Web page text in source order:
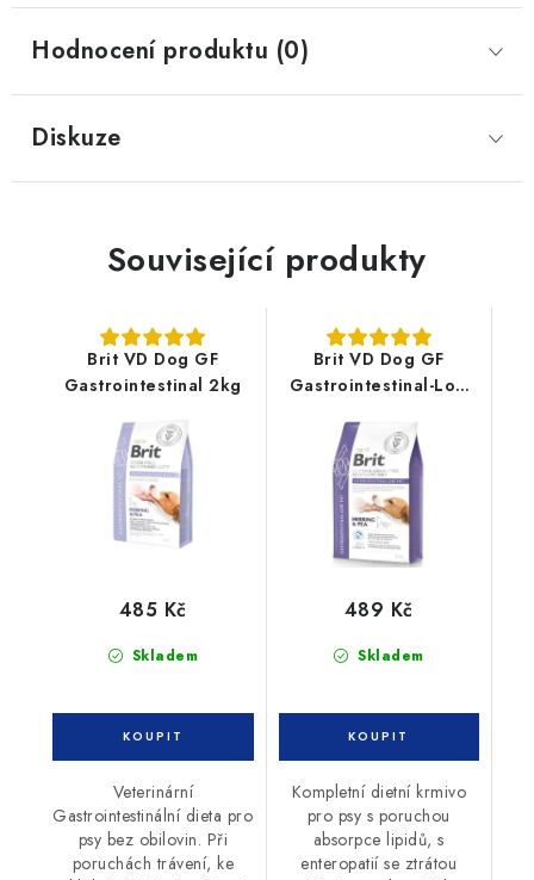
Hodnocení produktu (0)
Diskuze
Související produkty
Brit VD Dog GF
Gastrointestinal 2kg
Skladem
485 Kč
Veterinární
Gastrointestinální dieta pro
psy bez obilovin. Při
poruchách trávení, ke
Brit VD Dog GF
Gastrointestinal-Low
Skladem
489 Kč
Kompletní dietní krmivo
pro psy s poruchou
absorpce lipidů, s
enteropatií se ztrátou